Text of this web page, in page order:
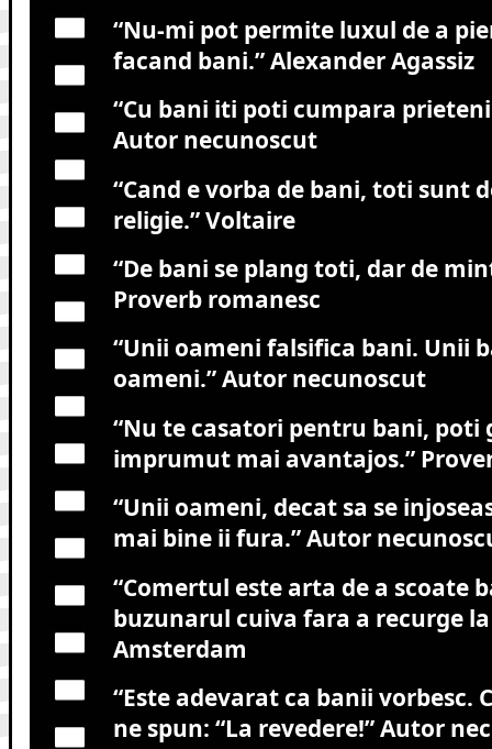
“Nu-mi pot permite luxul de a
facand bani.”Alexander Agassiz
“Cu bani iti poti cumpara
Autor necunoscut
“Cand e vorba de bani, toti sunt
religie.”Voltaire
“De bani se plang toti, dar de
Proverb romanesc
“Unii oameni falsifica bani. Unii
oameni.”Autor necunoscut
“Nu te casatori pentru bani, poti
imprumut mai avantajos.”
“Unii oameni, decat sa se
mai bine ii fura.”Autor
“Comertul este arta de a scoate
buzunarul cuiva fara a recurge
Amsterdam
“Este adevarat ca banii vorbesc.
ne spun: “La revedere!”Autor